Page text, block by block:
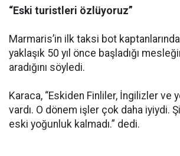
“Eski turistleri özlüyoruz”
Marmaris’in ilk taksi bot
yaklaşık 50 yıl önce başladığı
aradığını söyledi.
Karaca, “Eskiden Finliler, İngilizler ve
vardı. O dönem işler çok daha iyiydi.
eski yoğunluk kalmadı.” dedi.